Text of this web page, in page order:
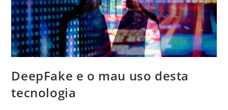
DeepFake e o mau uso desta
tecnologia